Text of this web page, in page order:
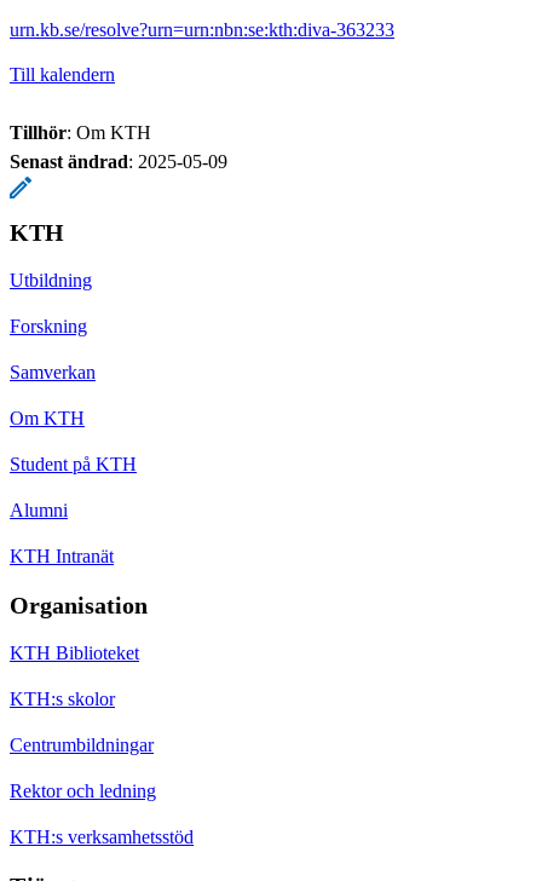
urn.kb.se/resolve?urn=urn:nbn:se:kth:diva-363233
Till kalendern
Tillhör: Om KTH
Senast ändrad: 2025-05-09
KTH
Utbildning
Forskning
Samverkan
Om KTH
Student på KTH
Alumni
KTH Intranät
Organisation
KTH Biblioteket
KTH:s skolor
Centrumbildningar
Rektor och ledning
KTH:s verksamhetsstöd